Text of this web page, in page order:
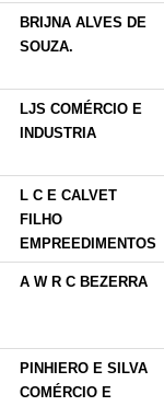
BRIJNA ALVES DE
SOUZA.
LJS COMÉRCIO E
INDUSTRIA
L C E CALVET
FILHO
EMPREEDIMENTOS
A W R C BEZERRA
PINHIERO E SILVA
COMÉRCIO E